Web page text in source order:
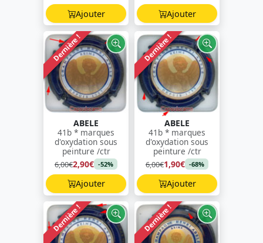
Ajouter Ajouter
Dernière !
ABELE
41b * marques
d'oxydation sous
peinture /ctr
6,00€2,90€ -52%
Ajouter
Dernière !
ABELE
41b * marques
d'oxydation sous
peinture /ctr
6,00€1,90€ -68%
Ajouter
Dernière ! Dernière !